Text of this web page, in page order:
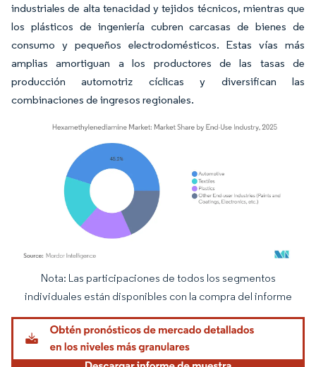
industriales de alta tenacidad y tejidos técnicos, mientras que
los plásticos de ingeniería cubren carcasas de bienes de
consumo y pequeños electrodomésticos. Estas vías más
amplias amortiguan a los productores de las tasas de
producción automotriz cíclicas y diversifican las
combinaciones de ingresos regionales.
Imagen © Mordor Intelligence. El uso requiere atribución según CC BY 4.0.
Nota: Las participaciones de todos los segmentos
individuales están disponibles con la compra del informe